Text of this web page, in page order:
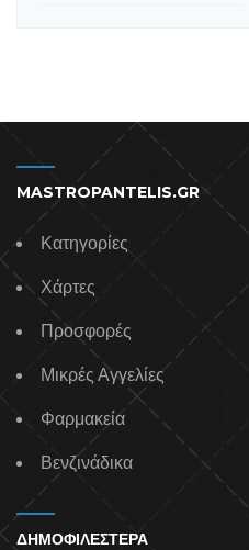
MASTROPANTELIS.GR
Κατηγορίες
Χάρτες
Προσφορές
Μικρές Αγγελίες
Φαρμακεία
Βενζινάδικα
ΔΗΜΟΦΙΛΕΣΤΕΡΑ